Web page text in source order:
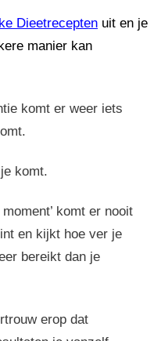
Dieetrecepten uit en je
manier kan
komt er weer iets
komt.
komt er nooit
en kijkt hoe ver je
bereikt dan je
erop dat